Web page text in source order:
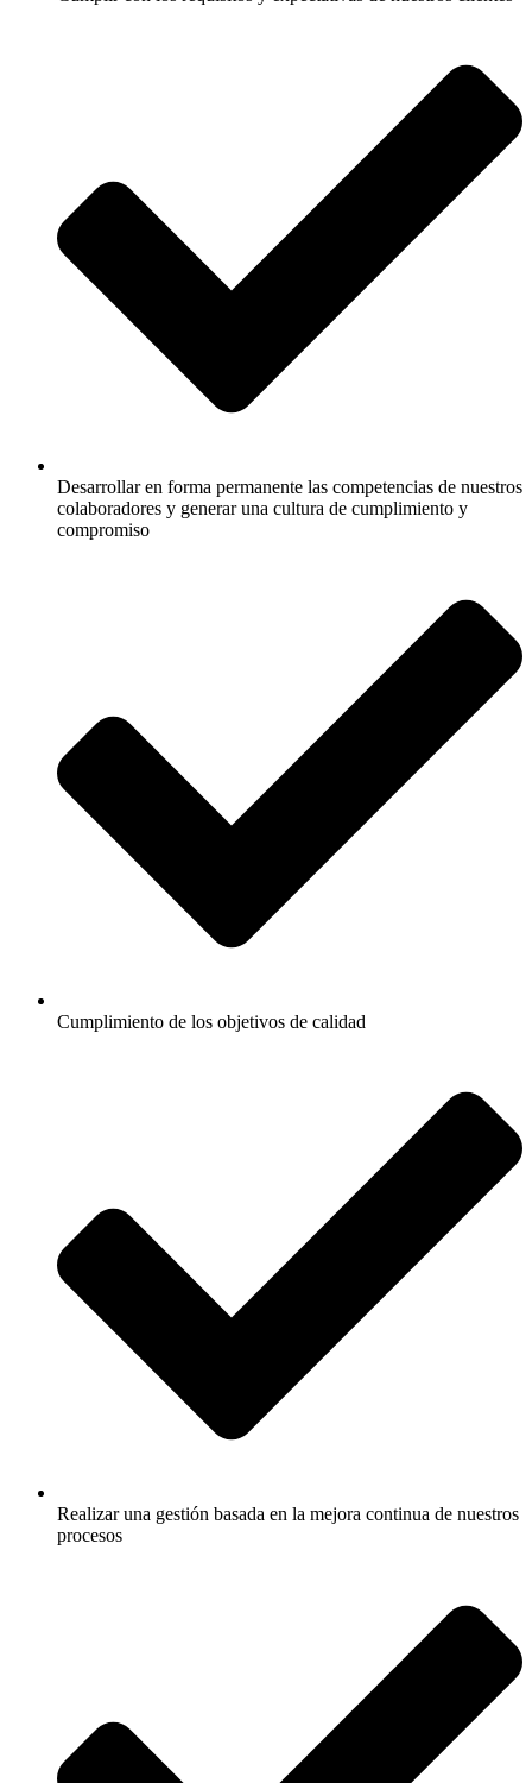
Desarrollar en forma permanente las competencias de nuestros
colaboradores y generar una cultura de cumplimiento y
compromiso
Cumplimiento de los objetivos de calidad
Realizar una gestión basada en la mejora continua de nuestros
procesos